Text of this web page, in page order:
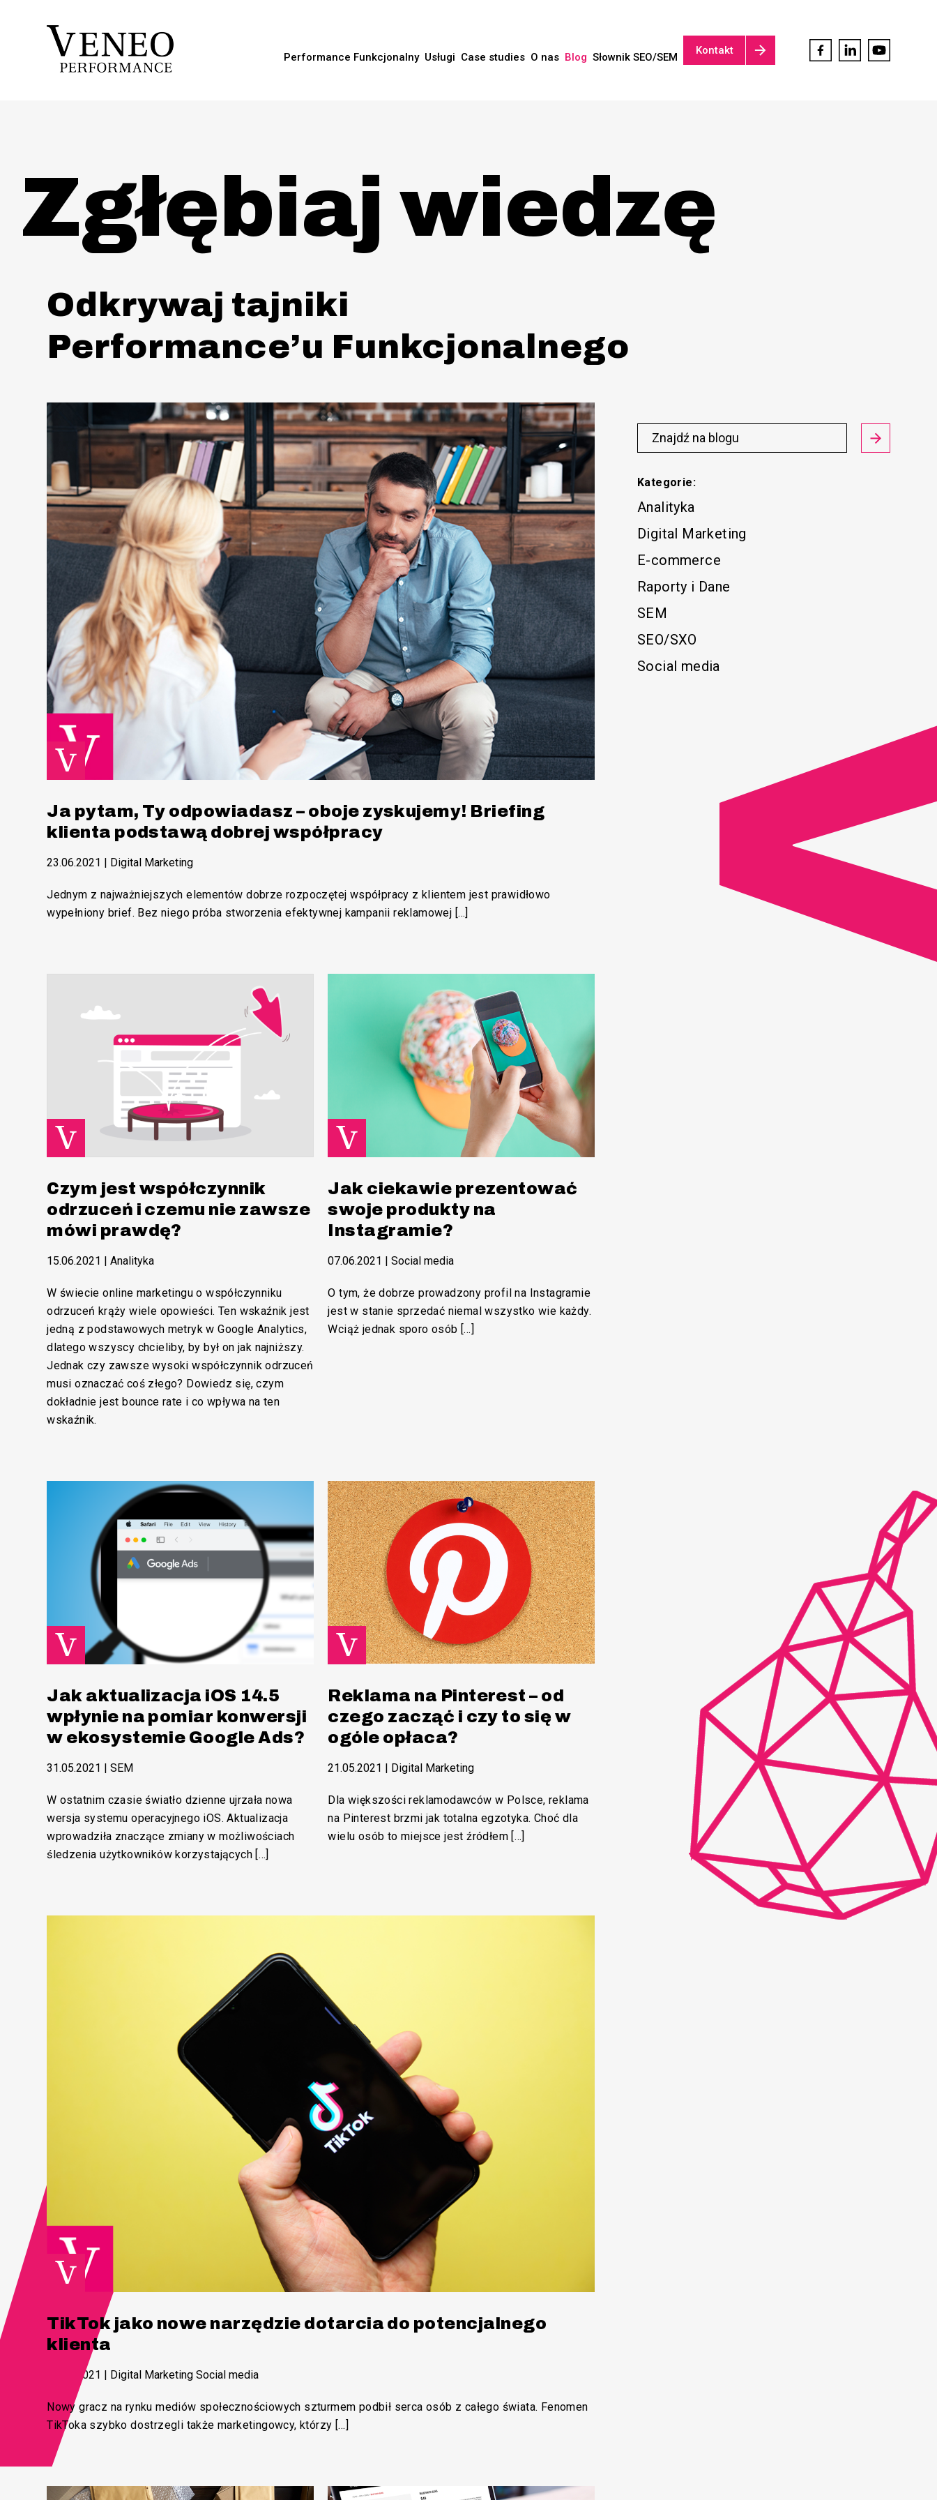
Performance Funkcjonalny Usługi Case studies O nas Blog Słownik SEO/SEM
Kontakt
Zgłębiaj wiedzę
Odkrywaj tajniki
Performance’u Funkcjonalnego
Ja pytam, Ty odpowiadasz – oboje zyskujemy! Briefing
klienta podstawą dobrej współpracy
23.06.2021 | Digital Marketing
Jednym z najważniejszych elementów dobrze rozpoczętej współpracy z klientem jest prawidłowo
wypełniony brief. Bez niego próba stworzenia efektywnej kampanii reklamowej […]
Czym jest współczynnik
odrzuceń i czemu nie zawsze
mówi prawdę?
15.06.2021 |Analityka
W świecie online marketingu o współczynniku
odrzuceń krąży wiele opowieści. Ten wskaźnik jest
jedną z podstawowych metryk w Google Analytics,
dlatego wszyscy chcieliby, by był on jak najniższy.
Jednak czy zawsze wysoki współczynnik odrzuceń
musi oznaczać coś złego? Dowiedz się, czym
dokładnie jest bounce rate i co wpływa na ten
wskaźnik.
Jak ciekawie prezentować
swoje produkty na
Instagramie?
07.06.2021 |Social media
O tym, że dobrze prowadzony profil na Instagramie
jest w stanie sprzedać niemal wszystko wie każdy.
Wciąż jednak sporo osób […]
Jak aktualizacja iOS 14.5
wpłynie na pomiar konwersji
w ekosystemie Google Ads?
31.05.2021 |SEM
W ostatnim czasie światło dzienne ujrzała nowa
wersja systemu operacyjnego iOS. Aktualizacja
wprowadziła znaczące zmiany w możliwościach
śledzenia użytkowników korzystających […]
Reklama na Pinterest – od
czego zacząć i czy to się w
ogóle opłaca?
21.05.2021 | Digital Marketing
Dla większości reklamodawców w Polsce, reklama
na Pinterest brzmi jak totalna egzotyka. Choć dla
wielu osób to miejsce jest źródłem […]
TikTok jako nowe narzędzie dotarcia do potencjalnego
klienta
07.05.2021 Digital Marketing Social media
Nowy gracz na rynku mediów społecznościowych szturmem podbił serca osób z całego świata. Fenomen
TikToka szybko dostrzegli także marketingowcy, którzy […]
Kategorie:
Analityka
Digital Marketing
E-commerce
Raporty i Dane
SEM
SEO/SXO
Social media